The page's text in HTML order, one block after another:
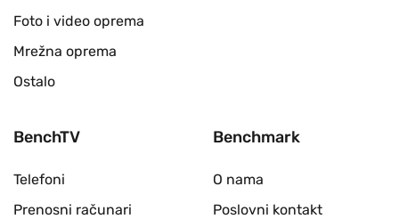
Foto i video oprema
Mrežna oprema
Ostalo
BenchTV
Telefoni
Prenosni računari
Benchmark
O nama
Poslovni kontakt